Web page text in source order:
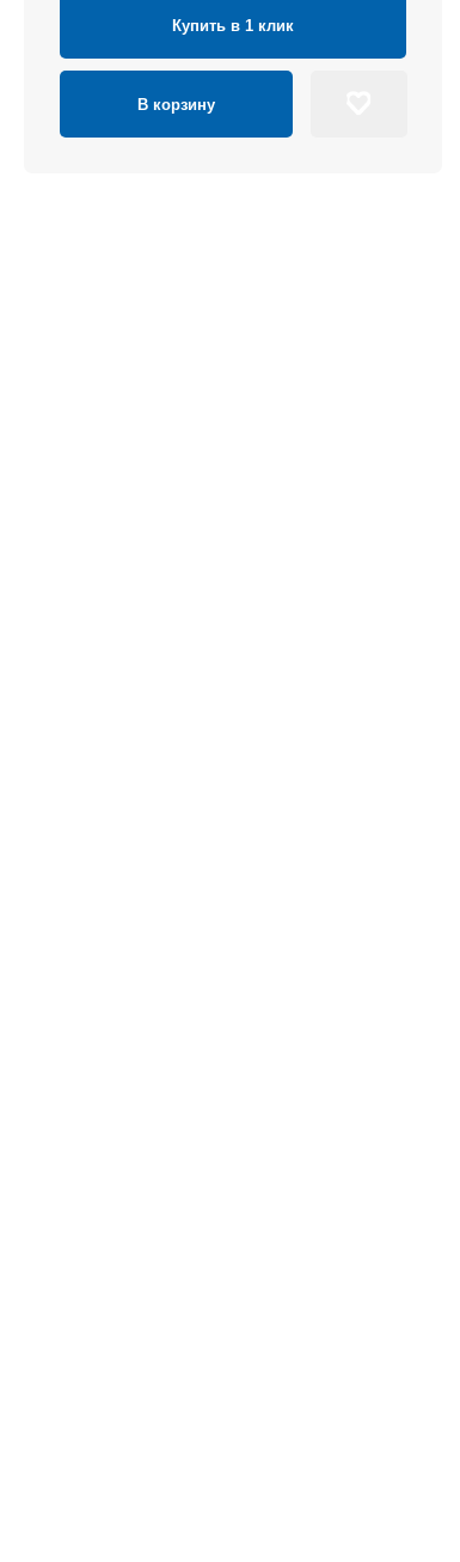
Купить в 1 клик
В корзину